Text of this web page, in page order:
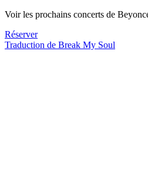
Voir les prochains concerts de
Réserver
Traduction de Break My Soul